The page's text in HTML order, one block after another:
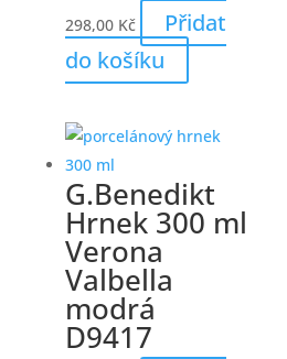
298,00 Kč
Přidat
do košíku
G.Benedikt
Hrnek 300 ml
Verona
Valbella
modrá
D9417